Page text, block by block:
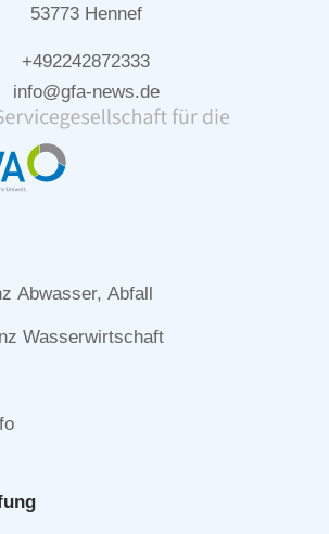
53773 Hennef
+492242872333
info@gfa-news.de
Abwasser, Abfall
Wasserwirtschaft